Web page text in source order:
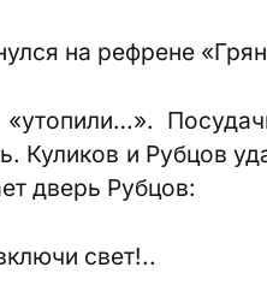
на рефрене
Куликов и Рубцов
дверь Рубцов:
свет!..